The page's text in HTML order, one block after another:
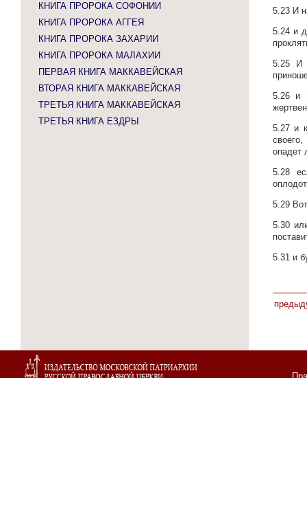
КНИГА ПРОРОКА СОФОНИИ
КНИГА ПРОРОКА АГГЕЯ
КНИГА ПРОРОКА ЗАХАРИИ
КНИГА ПРОРОКА МАЛАХИИ
ПЕРВАЯ КНИГА МАККАВЕЙСКАЯ
ВТОРАЯ КНИГА МАККАВЕЙСКАЯ
ТРЕТЬЯ КНИГА МАККАВЕЙСКАЯ
ТРЕТЬЯ КНИГА ЕЗДРЫ
5.23 И
5.24 и
5.25
И
5.26 и
5.27 и
опадет
5.28
5.29
5.30
5.31 и